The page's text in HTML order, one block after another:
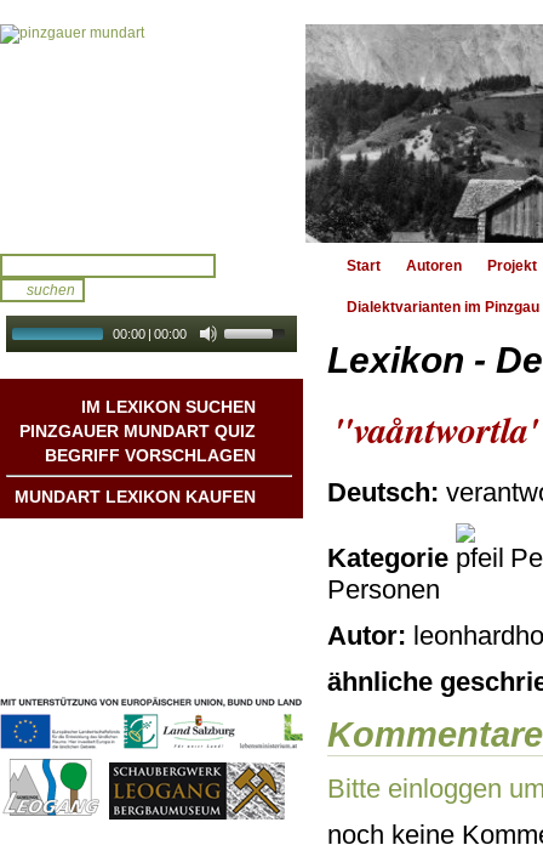
00:00 | 00:00
IM LEXIKON SUCHEN
PINZGAUER MUNDART QUIZ
BEGRIFF VORSCHLAGEN
MUNDART LEXIKON KAUFEN
Start Autoren Projekt
Dialektvarianten im Pinzgau
Lexikon -
Deutsch:
Kategorie
Personen
Autor:
ähnliche
Kommentare
Bitte einloggen
noch keine